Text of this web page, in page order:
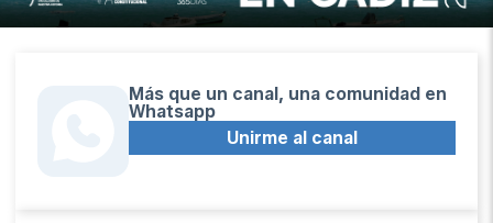
Más que un canal, una comunidad en
Whatsapp
Unirme al canal